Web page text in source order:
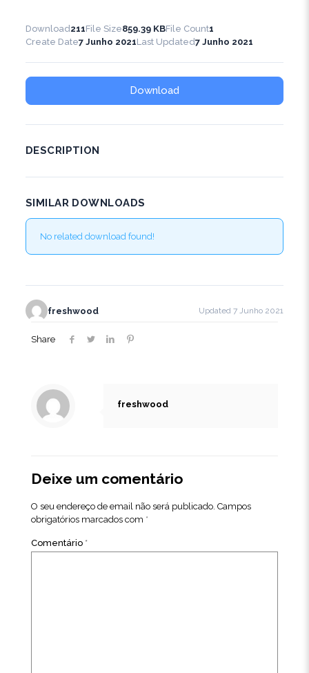
Download211File Size859.39 KBFile Count1
Create Date7 Junho 2021Last Updated7 Junho 2021
Download
DESCRIPTION
SIMILAR DOWNLOADS
No related download found!
freshwood Updated 7 Junho 2021
Share
freshwood
Deixe um comentário
O seu endereço de email não será publicado. Campos
obrigatórios marcados com *
Comentário *